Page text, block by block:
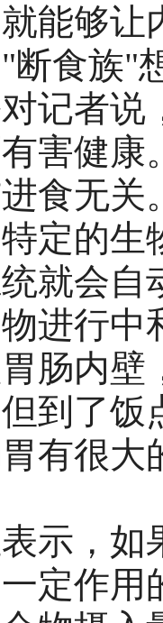
能够让
断食族"
记者说
害健康
食无关
定的生
就会
进行中
肠内壁
到了饭
有很大
，如
定作用